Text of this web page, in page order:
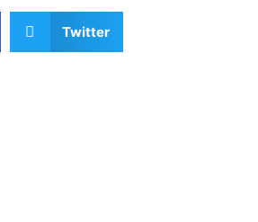
Twitter